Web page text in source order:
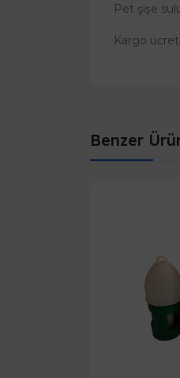
Pet şişe
Kargo
Benzer